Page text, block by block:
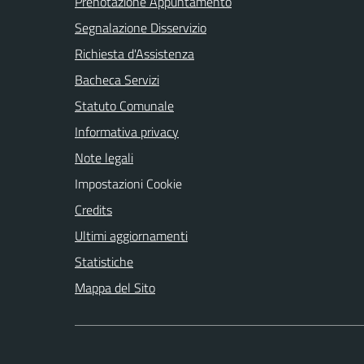
Segnalazione Disservizio
Richiesta d'Assistenza
Bacheca Servizi
Statuto Comunale
Informativa privacy
Note legali
Impostazioni Cookie
Credits
Ultimi aggiornamenti
Statistiche
Mappa del Sito